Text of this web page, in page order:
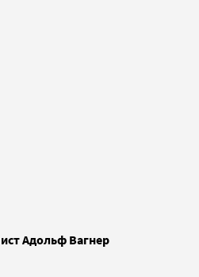
Адольф Вагнер